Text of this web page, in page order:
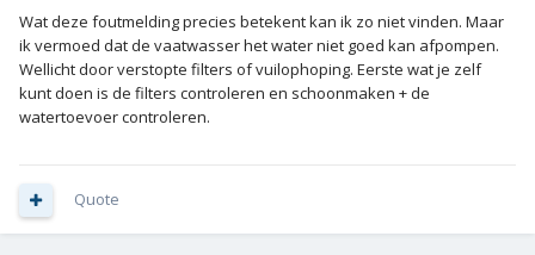
Wat deze foutmelding precies betekent kan ik zo niet vinden. Maar
ik vermoed dat de vaatwasser het water niet goed kan afpompen.
Wellicht door verstopte filters of vuilophoping. Eerste wat je zelf
kunt doen is de filters controleren en schoonmaken + de
watertoevoer controleren.
Quote